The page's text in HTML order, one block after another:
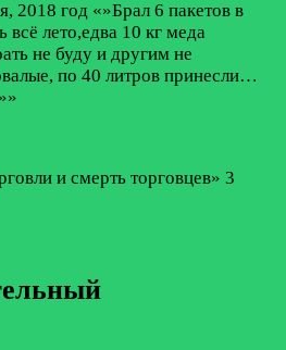
2018 год «»Брал 6 пакетов в
лето,едва 10 кг меда
не буду и другим не
по 40 литров принесли…
и смерть торговцев» 3